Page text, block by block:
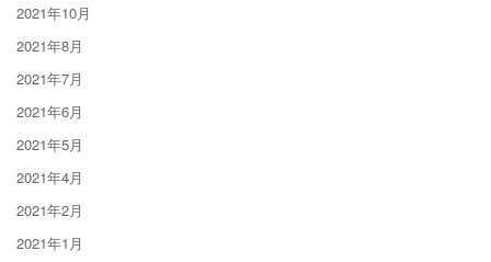
2021年10月
2021年8月
2021年7月
2021年6月
2021年5月
2021年4月
2021年2月
2021年1月